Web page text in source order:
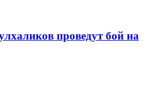
проведут бой на